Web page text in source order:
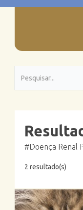
#Doença Renal
2 resultado(s)